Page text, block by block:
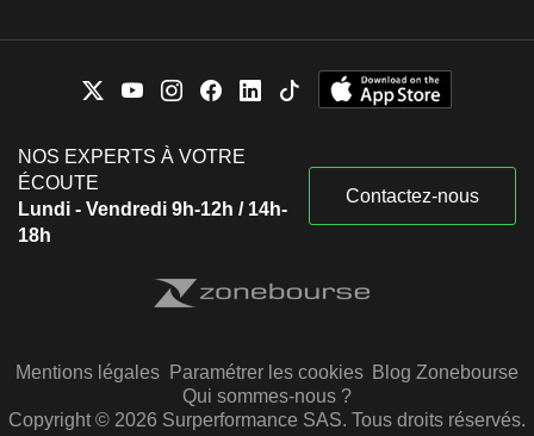
NOS EXPERTS À VOTRE
ÉCOUTE
Lundi - Vendredi 9h-12h / 14h-
18h
Contactez-nous
Mentions légales Paramétrer les cookies Blog Zonebourse
Qui sommes-nous ?
Copyright © 2026 Surperformance SAS. Tous droits réservés.